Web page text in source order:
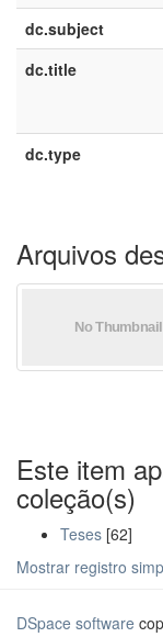
dc.subject
dc.title
dc.type
Arquivos
Este item
coleção(s)
Teses [62]
Mostrar registro
DSpace software